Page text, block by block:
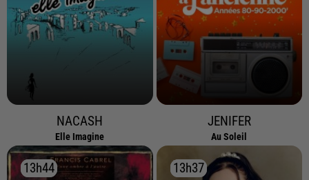
NACASH
Elle Imagine
JENIFER
Au Soleil
13h44
13h44 13h37
13h37